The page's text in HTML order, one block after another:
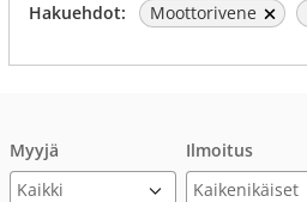
Hakuehdot: Moottorivene
Myyjä Ilmoitus